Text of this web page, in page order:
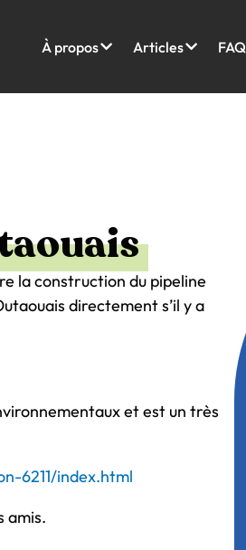
À propos Articles FAQ
la construction du pipeline
directement s’il y a
et est un très
6211/index.html
amis.